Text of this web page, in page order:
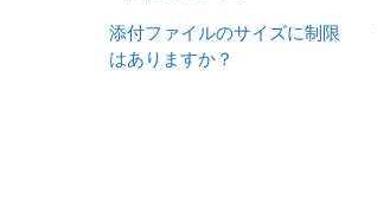
添付ファイルのサイズに制限
はありますか？